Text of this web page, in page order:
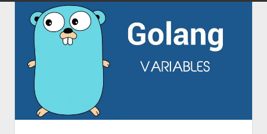
PHP 全栈指南
玩转 ChatGPT
软件工程
关于本站